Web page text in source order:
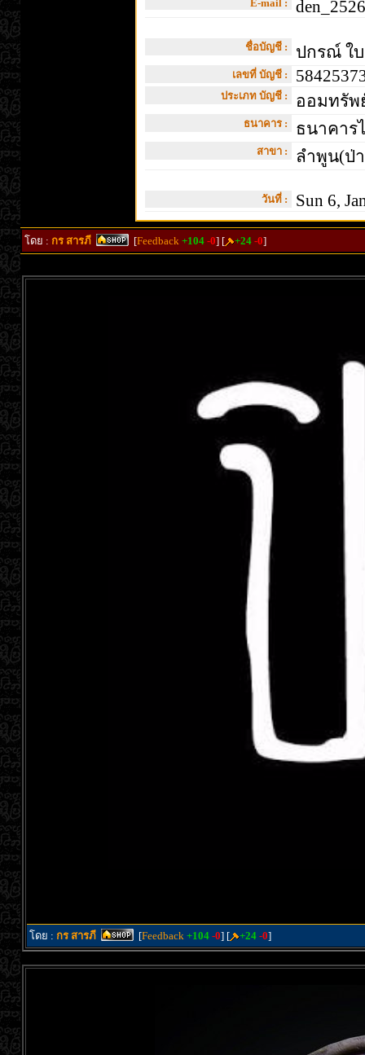
E-mail :
ชื่อบัญชี : ปกรณ์ ใ
เลขที่ บัญชี :
ประเภท บัญชี : ออมทรัพ
ธนาคาร : ธนาคาร
สาขา : ลำพูน(ป่
วันที่ : Sun 6,
โดย : กร สารภี [Feedback +104 -0] [ +24 -0]
โดย : กร สารภี [Feedback +104 -0] [ +24 -0]